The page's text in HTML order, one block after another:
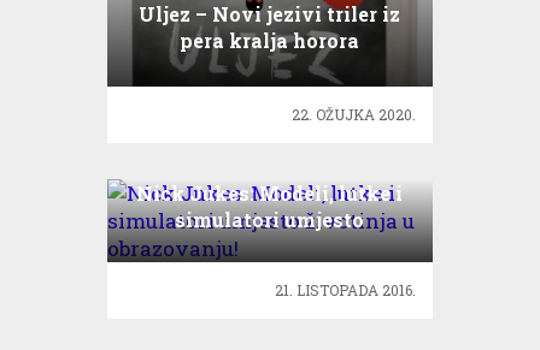
Uljez – Novi jezivi triler iz
pera kralja horora
Stephena Kinga
22. OŽUJKA 2020.
Nick Jukes: Modeli, lutke i
simulatori umjesto
životinja u obrazovanju!
21. LISTOPADA 2016.